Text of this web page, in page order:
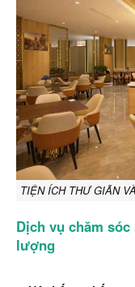
TIỆN ÍCH THƯ GIÃN
Dịch vụ chăm
lượng